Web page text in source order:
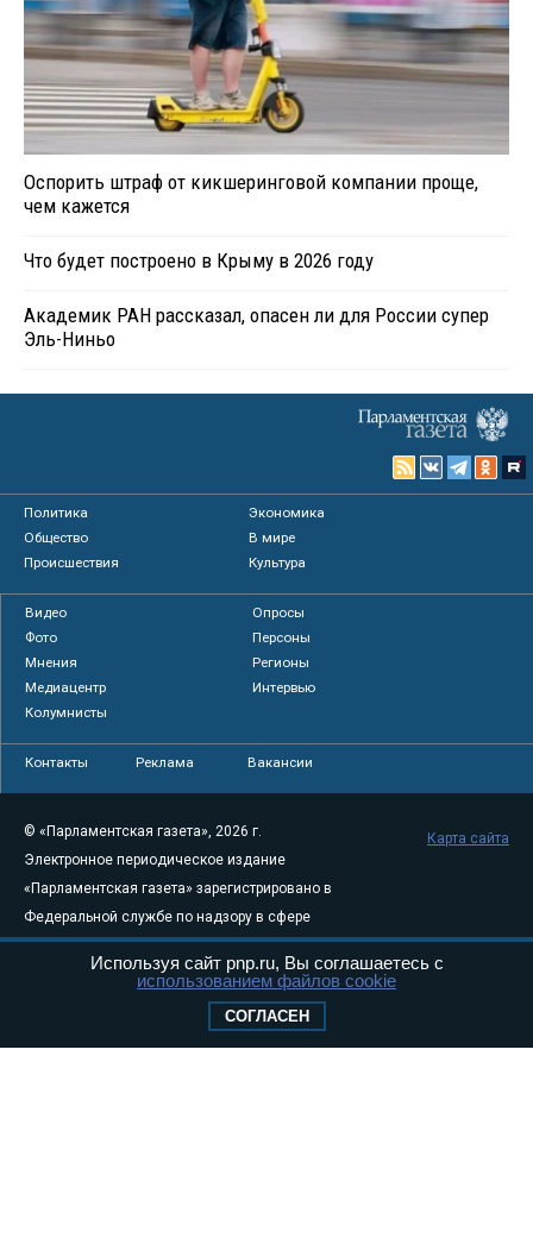
Оспорить штраф от кикшеринговой компании проще,
чем кажется
Что будет построено в Крыму в 2026 году
Академик РАН рассказал, опасен ли для России супер
Эль-Ниньо
Политика
Экономика
Общество
В мире
Происшествия
Культура
Видео
Опросы
Фото
Персоны
Мнения
Регионы
Медиацентр
Интервью
Колумнисты
Контакты Реклама Вакансии
© «Парламентская газета», 2026 г.
Электронное периодическое издание
«Парламентская газета» зарегистрировано в
Федеральной службе по надзору в сфере
связи, информационных технологий и
массовых коммуникаций (Роскомнадзор) 05
Свидетельство о регистрации Эл № ФС77-
Карта сайта
Используя сайт pnp.ru, Вы соглашаетесь с
использованием файлов cookie
СОГЛАСЕН